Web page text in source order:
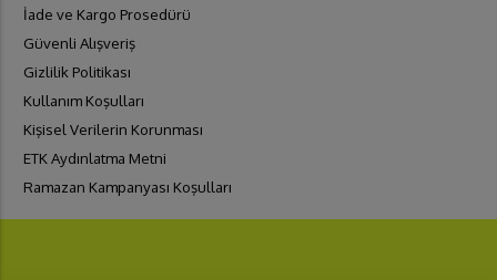
İade ve Kargo Prosedürü
Güvenli Alışveriş
Gizlilik Politikası
Kullanım Koşulları
Kişisel Verilerin Korunması
ETK Aydınlatma Metni
Ramazan Kampanyası Koşulları